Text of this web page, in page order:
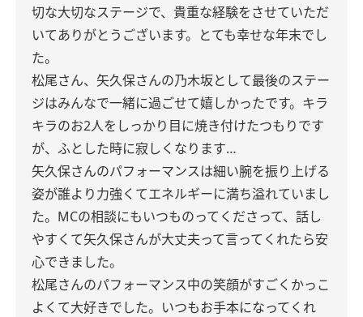
切な大切なステージで、貴重な経験をさせていただ
いてありがとうございます。とても幸せな年末でし
た。
松尾さん、矢久保さんの乃木坂として最後のステー
ジはみんなで一緒に過ごせて嬉しかったです。 キラ
キラのお2人をしっかり目に焼き付けたつもりです
が、ふとした時に寂しくなります…
矢久保さんのパフォーマンスは細い腕を振り上げる
姿が誰より力強くてエネルギーに満ち溢れていまし
た。MCの相談にもいつものってくださって、話し
やすくて矢久保さんが大丈夫って言ってくれたら安
心できました。
松尾さんのパフォーマンス中の笑顔がすごくかっこ
よくて大好きでした。いつもお手本になってくれ